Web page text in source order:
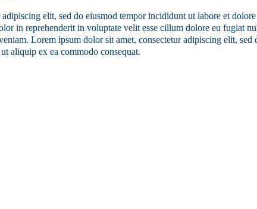
elit, sed do eiusmod tempor incididunt ut labore et
in reprehenderit in voluptate velit esse cillum dolore eu fugiat
Lorem ipsum dolor sit amet, consectetur adipiscing elit,
aliquip ex ea commodo consequat.